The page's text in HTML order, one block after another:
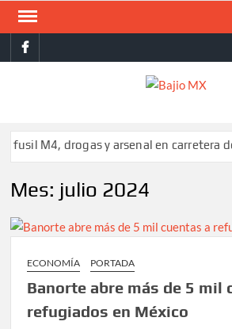
Saltar
contenidofacebook
y arsenal en carretera de Tabasco
Mes: julio 2024
ECONOMÍA PORTADA
Banorte abre más de 5 mil
refugiados en México